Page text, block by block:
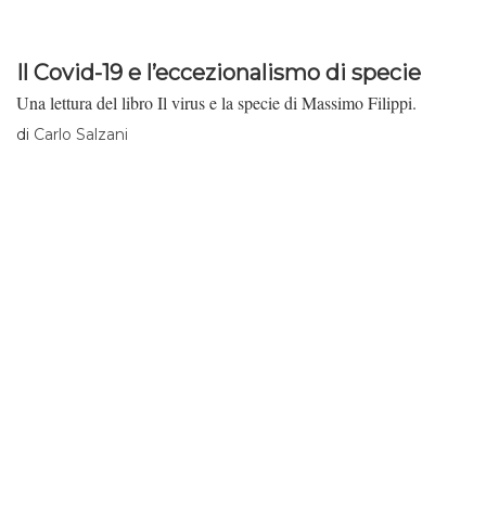
Il Covid-19 e l’eccezionalismo di specie
Una lettura del libro Il virus e la specie di Massimo Filippi.
di Carlo Salzani